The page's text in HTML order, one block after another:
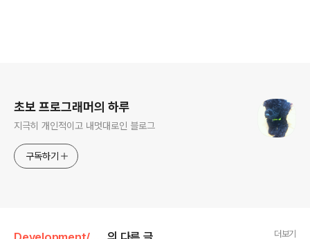
초보 프로그래머의 하루
지극히 개인적이고 내멋대로인 블로그
구독하기
더보기